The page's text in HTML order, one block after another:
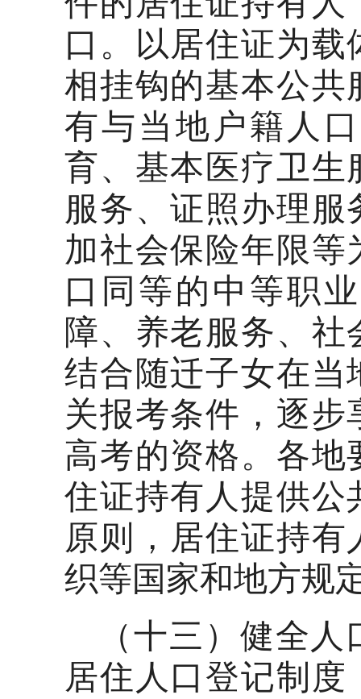
口。以居住证为
相挂钩的基本公共
有与当地户籍人
育、基本医疗卫生
服务、证照办理
加社会保险年限
口同等的中等职
障、养老服务、
结合随迁子女在当
关报考条件，逐
高考的资格。各地
住证持有人提供公
原则，居住证持
织等国家和地方规
（十三）健全
居住人口登记制